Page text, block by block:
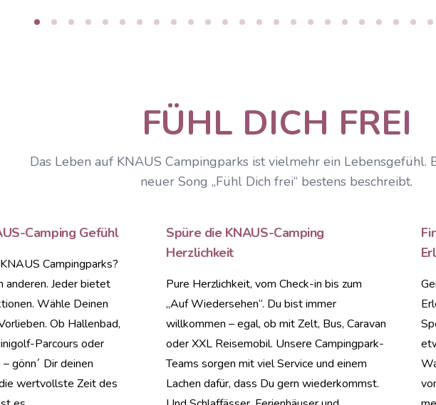
FÜHL DICH FREI
Das Leben auf KNAUS Campingparks ist vielmehr ein Lebensgefühl.
neuer Song „Fühl Dich frei“ bestens beschreibt.
Camping Gefühl
Campingparks?
anderen. Jeder bietet
Wähle Deinen
Ob Hallenbad,
Parcours oder
gönn´ Dir deinen
wertvollste Zeit des
Spüre die KNAUS-Camping
Herzlichkeit
Pure Herzlichkeit, vom Check-in bis zum
„Auf Wiedersehen“. Du bist immer
willkommen – egal, ob mit Zelt, Bus, Caravan
oder XXL Reisemobil. Unsere Campingpark-
Teams sorgen mit viel Service und einem
Lachen dafür, dass Du gern wiederkommst.